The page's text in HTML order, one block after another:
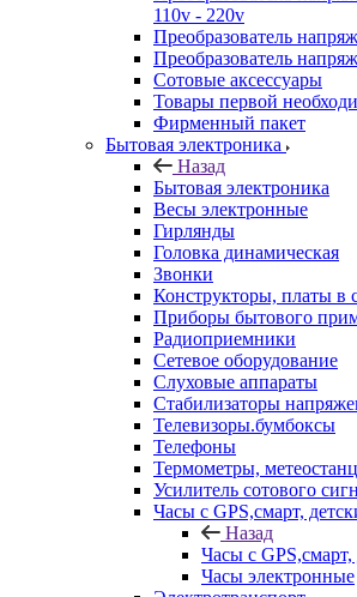
110v - 220v
Преобразователь
Преобразователь
Сотовые аксессуары
Товары первой
Фирменный пакет
Бытовая электроника
Назад
Бытовая электроника
Весы электронные
Гирлянды
Головка динамическая
Звонки
Конструкторы, платы в
Приборы бытового
Радиоприемники
Сетевое оборудование
Слуховые аппараты
Стабилизаторы
Телевизоры.бумбоксы
Телефоны
Термометры,
Усилитель сотового
Часы с GPS,смарт,
Назад
Часы с GPS,смарт,
Часы электронные